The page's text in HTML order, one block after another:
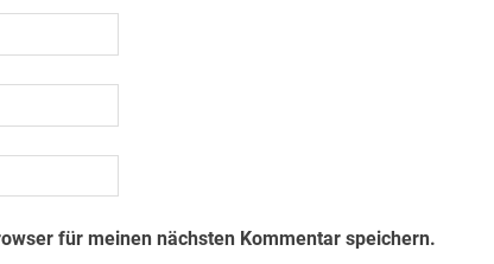
für meinen nächsten Kommentar speichern.